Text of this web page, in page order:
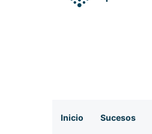
Inicio Sucesos